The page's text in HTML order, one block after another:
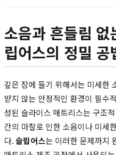
소음과 흔들림
립어스의 정밀 공
깊은 잠에 들기 위해서는 미세한
받지 않는 안정적인 환경이 필수
성된 슬라이스 매트리스는 구조
간의 마찰로 인한 소음이나 미세
다.슬립어스는 이러한 문제까지